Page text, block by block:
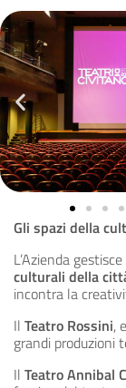
Gli spazi della
L’Azienda
culturali della
incontra la
Il Teatro Rossini,
grandi produzioni
Il Teatro Annibal